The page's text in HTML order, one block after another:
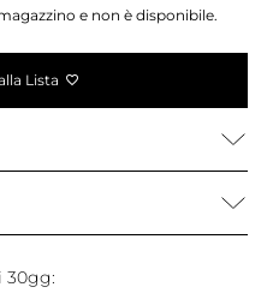
e non è disponibile.
Lista
30gg: